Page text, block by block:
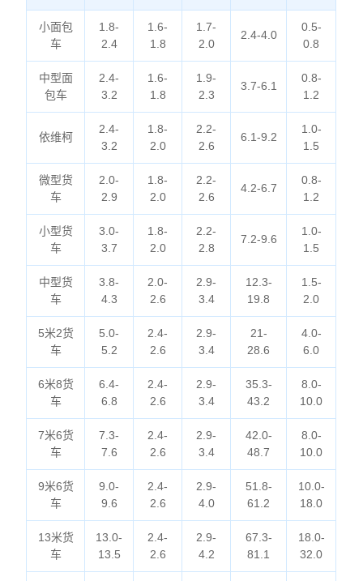
小面包
车
1.8-
2.4
1.6-
1.8
1.7-
2.0
2.4-4.0
0.5-
0.8
中型面
包车
2.4-
3.2
1.6-
1.8
1.9-
2.3
3.7-6.1
0.8-
1.2
依维柯
2.4-
3.2
1.8-
2.0
2.2-
2.6
6.1-9.2
1.0-
1.5
微型货
车
2.0-
2.9
1.8-
2.0
2.2-
2.6
4.2-6.7
0.8-
1.2
小型货
车
3.0-
3.7
1.8-
2.0
2.2-
2.8
7.2-9.6
1.0-
1.5
中型货
车
3.8-
4.3
2.0-
2.6
2.9-
3.4
12.3-
19.8
1.5-
2.0
5米2货
车
5.0-
5.2
2.4-
2.6
2.9-
3.4
21-
28.6
4.0-
6.0
6米8货
车
6.4-
6.8
2.4-
2.6
2.9-
3.4
35.3-
43.2
8.0-
10.0
7米6货
车
7.3-
7.6
2.4-
2.6
2.9-
3.4
42.0-
48.7
8.0-
10.0
9米6货
车
9.0-
9.6
2.4-
2.6
2.9-
4.0
51.8-
61.2
10.0-
18.0
13米货
车
13.0-
13.5
2.4-
2.6
2.9-
4.2
67.3-
81.1
18.0-
32.0